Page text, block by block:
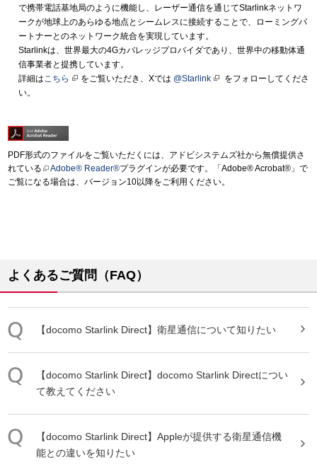
で携帯電話基地局のように機能し、レーザー通信を通じてStarlinkネットワ
ークが地球上のあらゆる地点とシームレスに接続することで、ローミングパ
ートナーとのネットワーク統合を実現しています。
Starlinkは、世界最大の4Gカバレッジプロバイダであり、世界中の移動体通
信事業者と提携しています。
詳細は こちら をご覧いただき、Xでは @Starlink
をフォローしてくださ
い。
PDF形式のファイルをご覧いただくには、アドビシステムズ社から無償提供さ
れている
Adobe® Reader®プラグインが必要です。「Adobe® Acrobat®」で
ご覧になる場合は、バージョン10以降をご利用ください。
よくあるご質問（FAQ）
【docomo Starlink Direct】衛星通信について知りたい
【docomo Starlink Direct】 docomo Starlink Directについ
て教えてください
【docomo Starlink Direct】Appleが提供する衛星通信機
能との違いを知りたい